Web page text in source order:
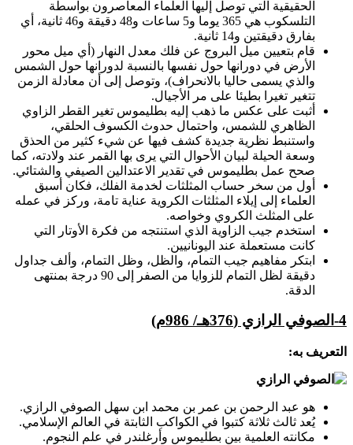
الحقيقية التي توصل إليها العلماء المعاصرون بواسطة
التلسكوب هي 365 يوما و5 ساعات و48 دقيقة و46 ثانية، أي
بفارق دقيقتين و14 ثانية.
قام بتعيين ميل البروج عن فلك معدل النهار (أي ميل محور
الأرض في دورانها حول نفسها بالنسبة لدورانها حول الشمس
والذي يسمى حاليا بالانحراف)، وتوصل إلى أن معادلة الزمن
تتغير تغيرا بطيئا على مر الأجيال.
أثبت على عكس ما ذهب إليه بطليموس تغير القطر الزاوي
الظاهري للشمس، واحتمال حدوث الكسوف الحلقي،
واستنبط نظرية جديدة كشف فيها عن شيء كثير من الحذق
وسعة الحيلة لبيان الأحوال التي يرى بها القمر عند ولادته، كما
صحح عمل بطليموس في تقدير الاعتدالين الصيفي والشتائي.
أول من سخر حساب المثلثات لخدمة الفلك، فكان أسبق
العلماء إلى إيلاء المثلثات الكروية عناية تامة، وركز في عمله
على المثلث الكروي وخواصه.
استخدم جيب الزاوية الذي استنتجه من فكرة الأوتار التي
كانت مستعملة عند اليونانيين.
ابتكر مفاهيم جيب التمام، والظل، وظل التمام، وألف جداول
دقيقة لظل التمام للزوايا من الصفر إلى 90 درجة بمنتهى
الدقة.
4- الصوفي الرازي (376هـ/ 986م)
التعريف به:
هو عبد الرحمن بن عمر بن محمد ابن سهل الصوفي الرازي.
يُعد ثالث ثلاثة كتبوا في الكواكب الثابتة في العالم الإسلامي.
مكانته العلمية بين بطليموس وأرغلندر في علم النجوم.